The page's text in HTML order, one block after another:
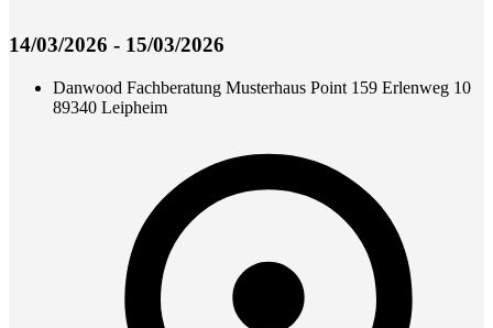
14/03/2026 - 15/03/2026
Danwood Fachberatung Musterhaus Point 159 Erlenweg 10
89340 Leipheim